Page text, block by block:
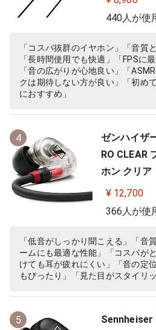
360オーデ
440人が使
「コスパ抜群のイヤホン」「音質
「長時間使用でも快適」「FPSに
「音の広がりが心地良い」「
クは期待しない方が良い」「初め
におすすめ」
4
ゼンハイザ
RO CLEAR
ホン クリア
カナル型 有
¥ 12,700
366人が使
「低音がしっかり聞こえる」「音
ームにも最適な性能」「コスパが
けても耳が疲れにくい」「音の定
もぴったり」「見た目がスタイリッ
5
Sennheiser